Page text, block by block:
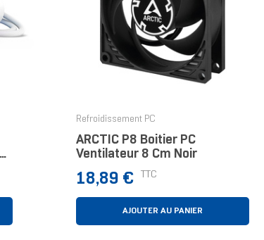
Refroidissement PC
ARCTIC P8 Boitier PC
Ventilateur 8 Cm Noir
Prix
18,89 € TTC
AJOUTER AU PANIER